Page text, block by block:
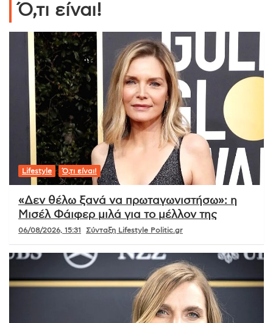
Ό,τι είναι!
Lifestyle Ό,τι είναι!
«Δεν θέλω ξανά να πρωταγωνιστήσω»: η
Μισέλ Φάιφερ μιλά για το μέλλον της
06/08/2026, 15:31 Σύνταξη Lifestyle Politic.gr